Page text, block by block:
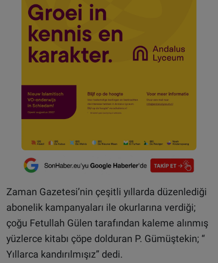
Zaman Gazetesi’nin çeşitli yıllarda düzenlediği
abonelik kampanyaları ile okurlarına verdiği;
çoğu Fetullah Gülen tarafından kaleme alınmış
yüzlerce kitabı çöpe dolduran P. Gümüştekin; “
Yıllarca kandırılmışız” dedi.